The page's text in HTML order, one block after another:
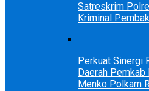
Satreskrim
Kriminal
Perkuat Sinergi
Daerah
Menko Polkam